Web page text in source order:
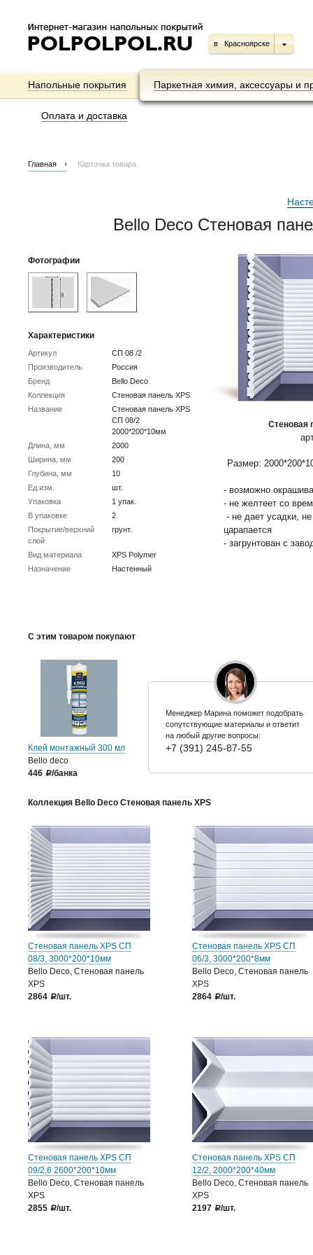
в Красноярске
Напольные покрытия Паркетная химия, аксессуары и
Оплата и доставка
Главная Карточка товара
Bello Deco Стеновая
Фотографии
Характеристики
Артикул
СП 08 /2
Производитель
Россия
Бренд
Bello Deco
Коллекция
Стеновая панель XPS
Название
Стеновая панель XPS
СП 08/2
2000*200*10мм
Длина, мм
2000
Ширина, мм
200
Глубина, мм
10
Ед.изм.
шт.
Упаковка
1 упак.
В упаковке
2
Покрытие/верхний
слой
грунт.
Вид материала
XPS Polymer
Назначение
Настенный
Стеновая
Размер:
- возможно
- не желтеет со
- не дает усадки,
царапается
- загрунтован с
С этим товаром покупают
Клей монтажный 300 мл
Bello deco
446
a/банка
Менеджер Марина поможет подобрать
сопутствующие материалы и ответит
на любый другие вопросы:
+7 (391) 245-87-55
Коллекция Bello Deco Стеновая панель XPS
Стеновая панель XPS СП
08/3, 3000*200*10мм
Bello Deco, Стеновая панель
XPS
2864
a/шт.
Стеновая панель XPS СП
06/3, 3000*200*8мм
Bello Deco, Стеновая панель
XPS
2864
a/шт.
Стеновая панель XPS СП
09/2,6 2600*200*10мм
Bello Deco, Стеновая панель
XPS
2855
a/шт.
Стеновая панель XPS СП
12/2, 2000*200*40мм
Bello Deco, Стеновая панель
XPS
2197
a/шт.